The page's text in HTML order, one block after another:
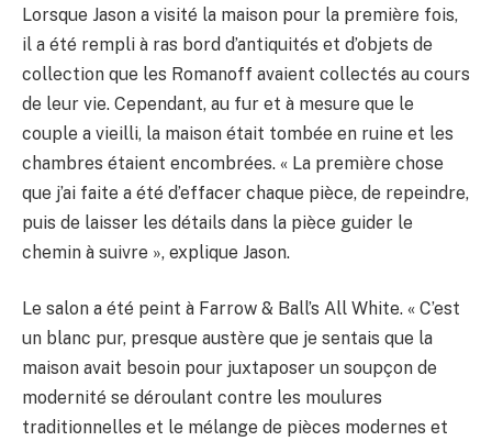
Lorsque Jason a visité la maison pour la première fois,
il a été rempli à ras bord d’antiquités et d’objets de
collection que les Romanoff avaient collectés au cours
de leur vie. Cependant, au fur et à mesure que le
couple a vieilli, la maison était tombée en ruine et les
chambres étaient encombrées. « La première chose
que j’ai faite a été d’effacer chaque pièce, de repeindre,
puis de laisser les détails dans la pièce guider le
chemin à suivre », explique Jason.
Le salon a été peint à Farrow & Ball’s All White. « C’est
un blanc pur, presque austère que je sentais que la
maison avait besoin pour juxtaposer un soupçon de
modernité se déroulant contre les moulures
traditionnelles et le mélange de pièces modernes et